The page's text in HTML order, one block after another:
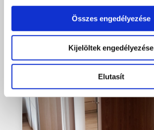
Összes engedélyezése
Kijelöltek engedélyezése
Elutasít